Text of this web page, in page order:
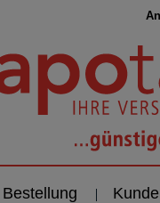
Bestellung